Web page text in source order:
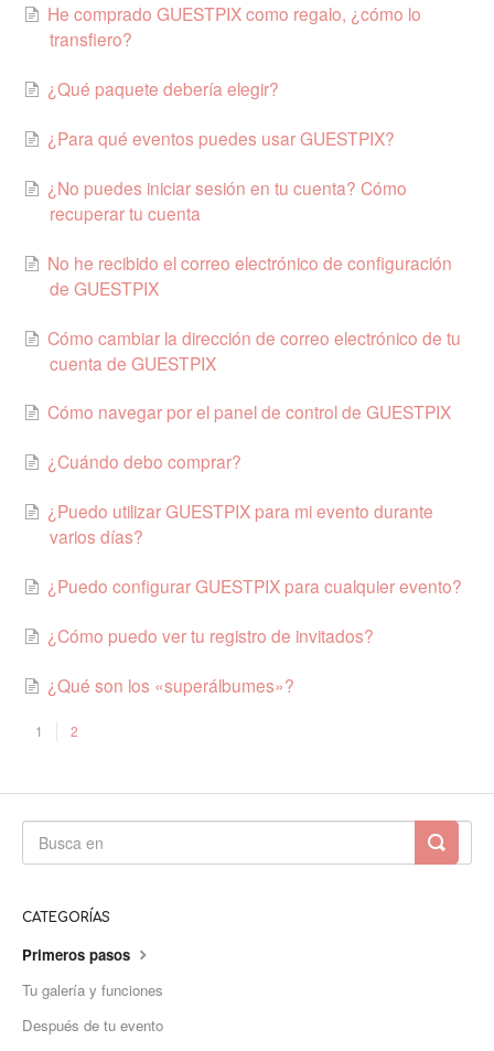
He comprado GUESTPIX como regalo, ¿cómo lo
transfiero?
¿Qué paquete debería elegir?
¿Para qué eventos puedes usar GUESTPIX?
¿No puedes iniciar sesión en tu cuenta? Cómo
recuperar tu cuenta
No he recibido el correo electrónico de configuración
de GUESTPIX
Cómo cambiar la dirección de correo electrónico de tu
cuenta de GUESTPIX
Cómo navegar por el panel de control de GUESTPIX
¿Cuándo debo comprar?
¿Puedo utilizar GUESTPIX para mi evento durante
varios días?
¿Puedo configurar GUESTPIX para cualquier evento?
¿Cómo puedo ver tu registro de invitados?
¿Qué son los «superálbumes»?
1 2
CATEGORÍAS
Primeros pasos
Tu galería y funciones
Después de tu evento